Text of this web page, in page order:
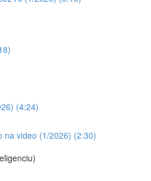
(4:24)
na video (1/2026) (2:30)